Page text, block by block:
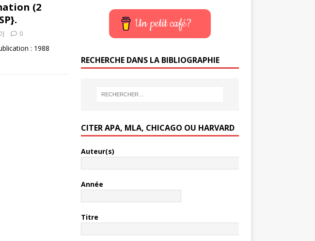
(2
0
: 1988
Un petit café?
RECHERCHE DANS LA BIBLIOGRAPHIE
CITER APA, MLA, CHICAGO OU HARVARD
Auteur(s)
Année
Titre